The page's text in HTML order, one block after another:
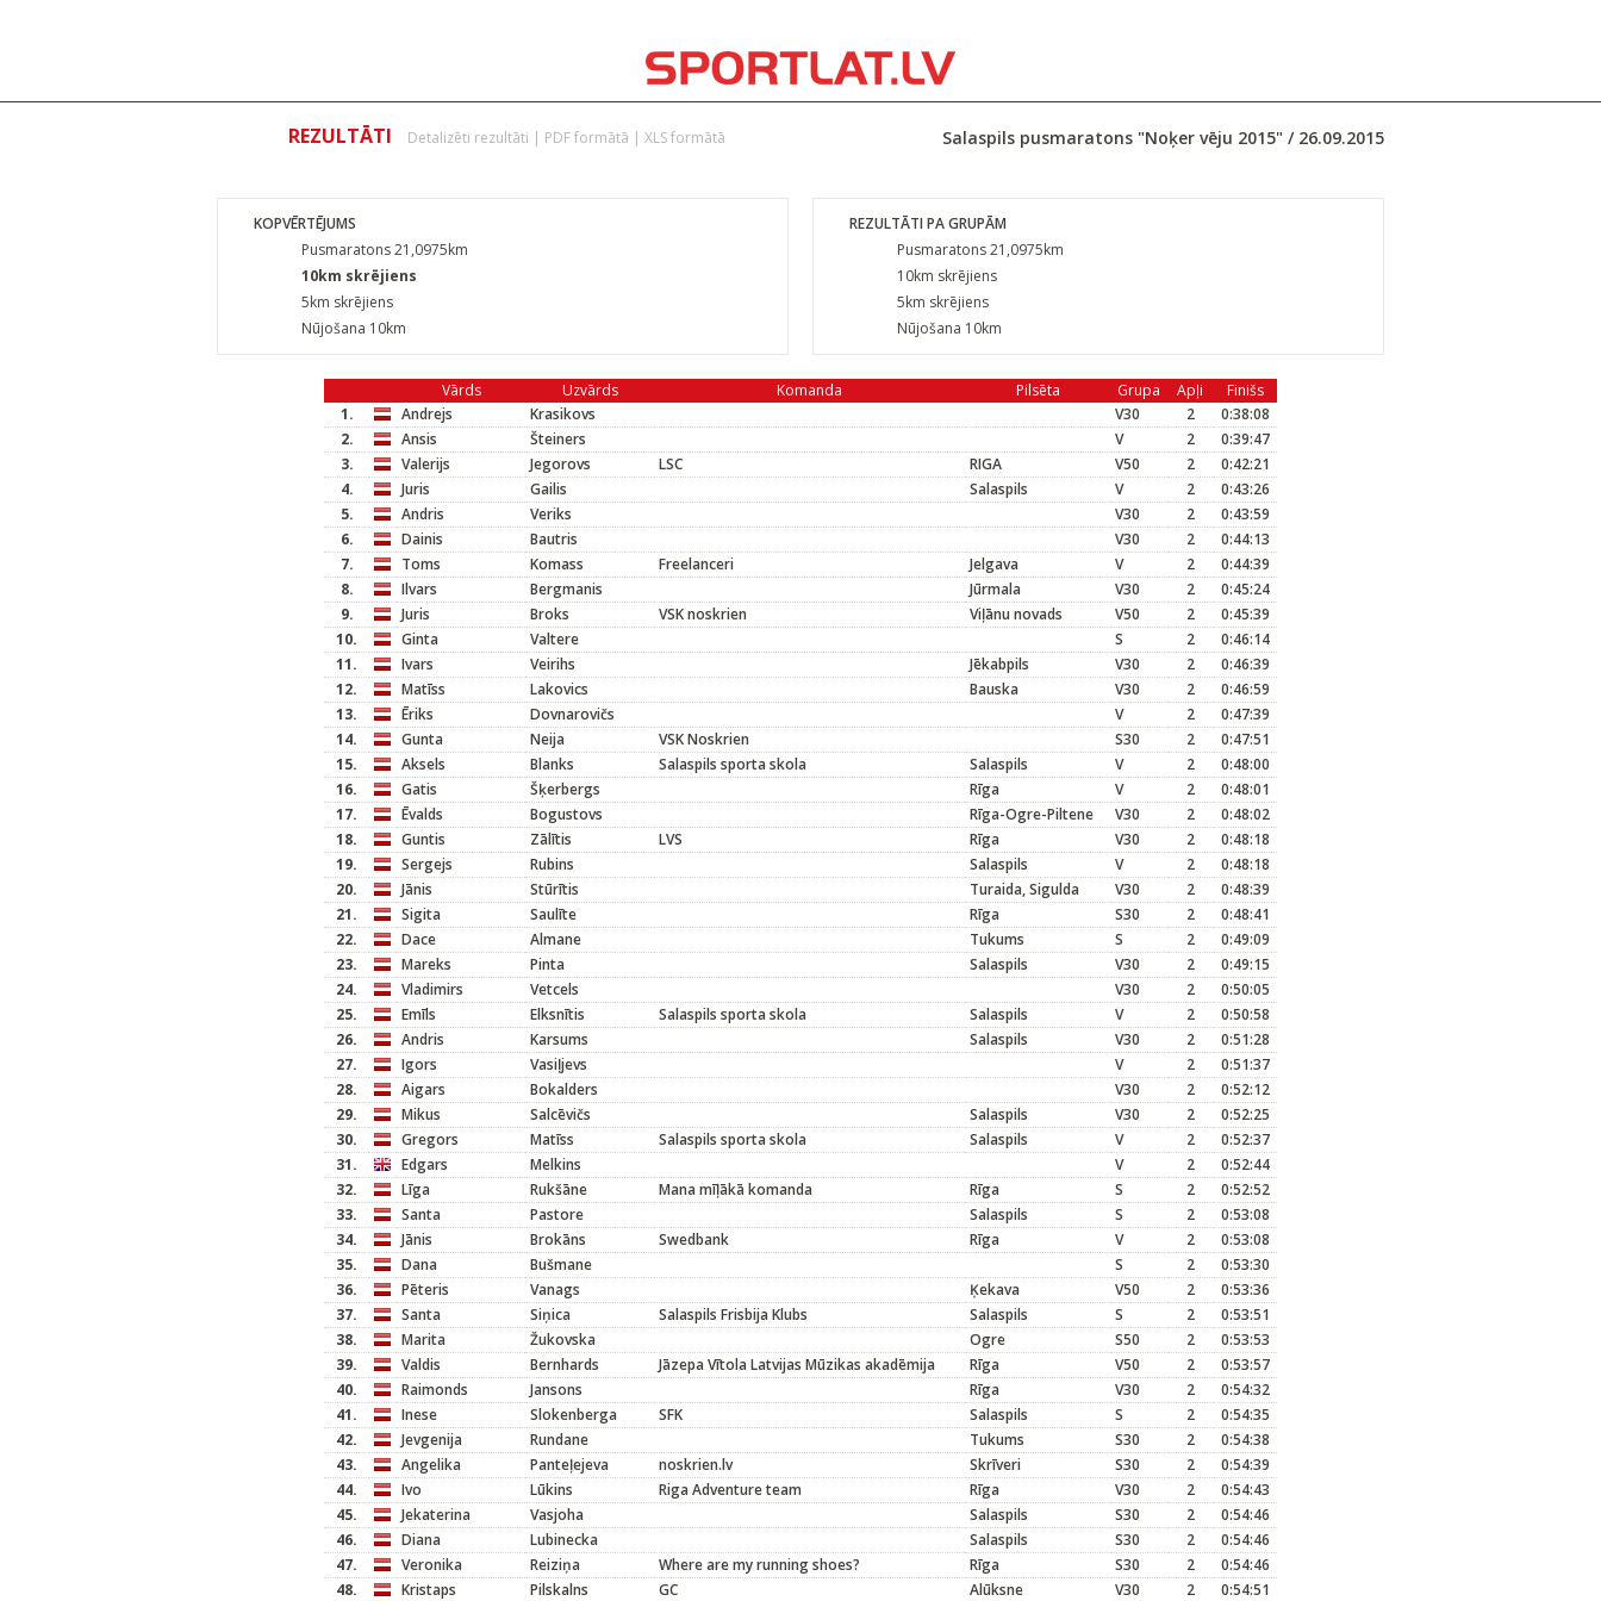
REZULTĀTI Detalizēti rezultāti | PDF formātā | XLS formātā Salaspils pusmaratons "Noķer vēju 2015" / 26.09.2015
KOPVĒRTĒJUMS
Pusmaratons 21,0975km
10km skrējiens
5km skrējiens
Nūjošana 10km
REZULTĀTI PA GRUPĀM
Pusmaratons 21,0975km
10km skrējiens
5km skrējiens
Nūjošana 10km
Vārds Uzvārds Komanda Pilsēta Grupa Apļi
Finišs
1.
Andrejs Krasikovs V30 2
0:38:08
2.
Ansis Šteiners V 2
0:39:47
3.
Valerijs Jegorovs LSC RIGA V50 2
0:42:21
4.
Juris Gailis Salaspils V 2
0:43:26
5.
Andris Veriks V30 2
0:43:59
6.
Dainis Bautris V30 2
0:44:13
7.
Toms Komass Freelanceri Jelgava V 2
0:44:39
8.
Ilvars Bergmanis Jūrmala V30 2
0:45:24
9.
Juris Broks VSK noskrien Viļānu novads V50 2
0:45:39
10.
Ginta Valtere S 2
0:46:14
11.
Ivars Veirihs Jēkabpils V30 2
0:46:39
12.
Matīss Lakovics Bauska V30 2
0:46:59
13.
Ēriks Dovnarovičs V 2
0:47:39
14.
Gunta Neija VSK Noskrien S30 2
0:47:51
15.
Aksels Blanks Salaspils sporta skola Salaspils V 2
0:48:00
16.
Gatis Šķerbergs Rīga V 2
0:48:01
17.
Ēvalds Bogustovs Rīga-Ogre-Piltene V30 2
0:48:02
18.
Guntis Zālītis LVS Rīga V30 2
0:48:18
19.
Sergejs Rubins Salaspils V 2
0:48:18
20.
Jānis Stūrītis Turaida, Sigulda V30 2
0:48:39
21.
Sigita Saulīte Rīga S30 2
0:48:41
22.
Dace Almane Tukums S 2
0:49:09
23.
Mareks Pinta Salaspils V30 2
0:49:15
24.
Vladimirs Vetcels V30 2
0:50:05
25.
Emīls Elksnītis Salaspils sporta skola Salaspils V 2
0:50:58
26.
Andris Karsums Salaspils V30 2
0:51:28
27.
Igors Vasiļjevs V 2
0:51:37
28.
Aigars Bokalders V30 2
0:52:12
29.
Mikus Salcēvičs Salaspils V30 2
0:52:25
30.
Gregors Matīss Salaspils sporta skola Salaspils V 2
0:52:37
31.
Edgars Melkins V 2
0:52:44
32.
Līga Rukšāne Mana mīļākā komanda Rīga S 2
0:52:52
33.
Santa Pastore Salaspils S 2
0:53:08
34.
Jānis Brokāns Swedbank Rīga V 2
0:53:08
35.
Dana Bušmane S 2
0:53:30
36.
Pēteris Vanags Ķekava V50 2
0:53:36
37.
Santa Siņica Salaspils Frisbija Klubs Salaspils S 2
0:53:51
38.
Marita Žukovska Ogre S50 2
0:53:53
39.
Valdis Bernhards Jāzepa Vītola Latvijas Mūzikas akadēmija Rīga V50 2
0:53:57
40.
Raimonds Jansons Rīga V30 2
0:54:32
41.
Inese Slokenberga SFK Salaspils S 2
0:54:35
42.
Jevgenija Rundane Tukums S30 2
0:54:38
43.
Angelika Panteļejeva noskrien.lv Skrīveri S30 2
0:54:39
44.
Ivo Lūkins Riga Adventure team Rīga V30 2
0:54:43
45.
Jekaterina Vasjoha Salaspils S30 2
0:54:46
46.
Diana Lubinecka Salaspils S30 2
0:54:46
47.
Veronika Reiziņa Where are my running shoes? Rīga S30 2
0:54:46
48.
Kristaps Pilskalns GC Alūksne V30 2 0:54:51